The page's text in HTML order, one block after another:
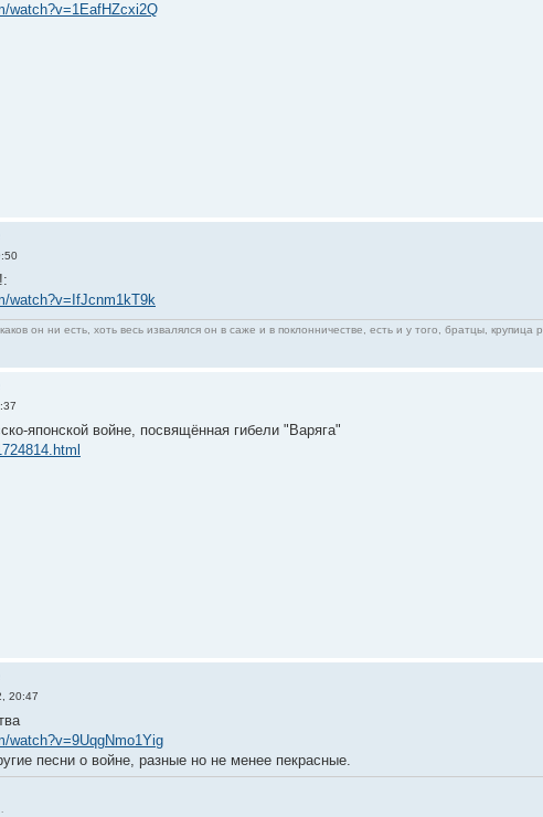
watch?v=1EafHZcxi2Q
watch?v=IfJcnm1kT9k
он ни есть, хоть весь извалялся он в саже и в поклонничестве, есть и у того, братцы, крупица
японской войне, посвящённая гибели "Варяга"
20:47
watch?v=9UqgNmo1Yig
песни о войне, разные но не менее пекрасные.